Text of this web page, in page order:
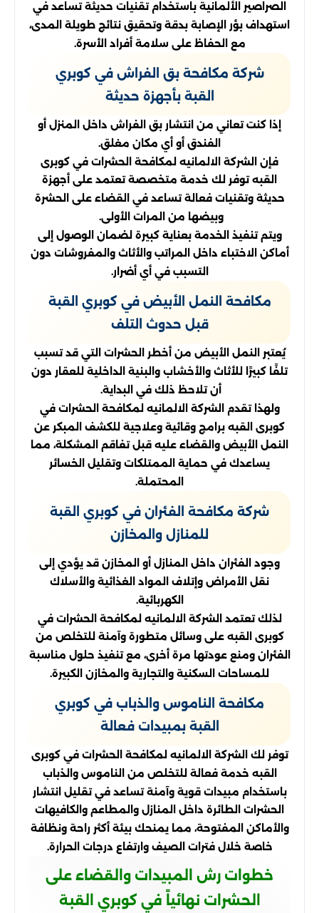
الصراصير الألمانية باستخدام تقنيات حديثة تساعد في
استهداف بؤر الإصابة بدقة وتحقيق نتائج طويلة المدى،
مع الحفاظ على سلامة أفراد الأسرة.
شركة مكافحة بق الفراش في كوبري
القبة بأجهزة حديثة
إذا كنت تعاني من انتشار بق الفراش داخل المنزل أو
الفندق أو أي مكان مغلق.
فإن الشركة الالمانيه لمكافحة الحشرات في كوبرى
القبه توفر لك خدمة متخصصة تعتمد على أجهزة
حديثة وتقنيات فعالة تساعد في القضاء على الحشرة
وبيضها من المرات الأولى.
ويتم تنفيذ الخدمة بعناية كبيرة لضمان الوصول إلى
أماكن الاختباء داخل المراتب والأثاث والمفروشات دون
التسبب في أي أضرار.
مكافحة النمل الأبيض في كوبري القبة
قبل حدوث التلف
يُعتبر النمل الأبيض من أخطر الحشرات التي قد تسبب
تلفًا كبيرًا للأثاث والأخشاب والبنية الداخلية للعقار دون
أن تلاحظ ذلك في البداية.
ولهذا تقدم الشركة الالمانيه لمكافحة الحشرات في
كوبرى القبه برامج وقائية وعلاجية للكشف المبكر عن
النمل الأبيض والقضاء عليه قبل تفاقم المشكلة، مما
يساعدك في حماية الممتلكات وتقليل الخسائر
المحتملة.
شركة مكافحة الفئران في كوبري القبة
للمنازل والمخازن
وجود الفئران داخل المنازل أو المخازن قد يؤدي إلى
نقل الأمراض وإتلاف المواد الغذائية والأسلاك
الكهربائية.
لذلك تعتمد الشركة الالمانيه لمكافحة الحشرات في
كوبرى القبه على وسائل متطورة وآمنة للتخلص من
الفئران ومنع عودتها مرة أخرى، مع تنفيذ حلول مناسبة
للمساحات السكنية والتجارية والمخازن الكبيرة.
مكافحة الناموس والذباب في كوبري
القبة بمبيدات فعالة
توفر لك الشركة الالمانيه لمكافحة الحشرات في كوبرى
القبه خدمة فعالة للتخلص من الناموس والذباب
باستخدام مبيدات قوية وآمنة تساعد في تقليل انتشار
الحشرات الطائرة داخل المنازل والمطاعم والكافيهات
والأماكن المفتوحة، مما يمنحك بيئة أكثر راحة ونظافة
خاصة خلال فترات الصيف وارتفاع درجات الحرارة.
خطوات رش المبيدات والقضاء على
الحشرات نهائياً في كوبري القبة